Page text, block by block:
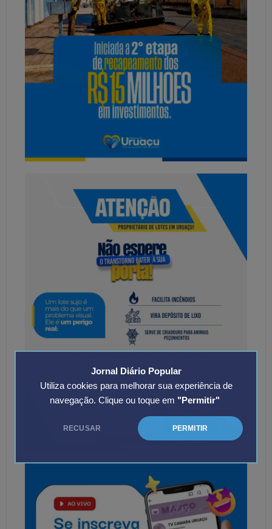
Jornal Diário Popular
Utiliza cookies para melhorar sua experiência de
navegação. Clique ou toque em "Permitir"
RECUSAR PERMITIR